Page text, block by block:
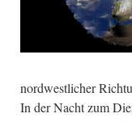
nordwestlicher
In der Nacht zum